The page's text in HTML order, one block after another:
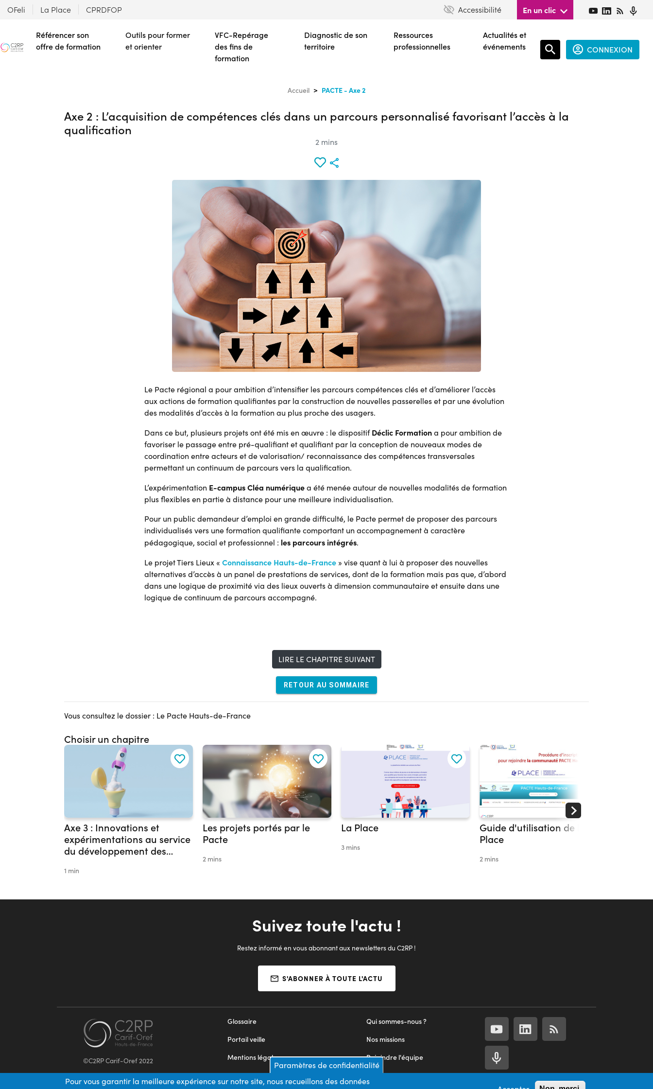
contenu
principal
OFeli La Place CPRDFOP Accessibilité En un clic
Référencer son
offre de formation
Outils pour former
et orienter
VFC-Repérage
des fins de
formation
Diagnostic de son
territoire
Ressources
professionnelles
Actualités et
événements
CONNEXION
guest
Accueil PACTE - Axe 2
Axe 2 : L’acquisition de compétences clés dans un parcours personnalisé favorisant l’accès à la
qualification
2 mins
Le Pacte régional a pour ambition d’intensifier les parcours compétences clés et d’améliorer l’accès
aux actions de formation qualifiantes par la construction de nouvelles passerelles et par une évolution
des modalités d’accès à la formation au plus proche des usagers.
Dans ce but, plusieurs projets ont été mis en œuvre : le dispositifDéclic Formationa pour ambition de
favoriser le passage entre pré-qualifiant et qualifiant par la conception de nouveaux modes de
coordination entre acteurs et de valorisation/ reconnaissance des compétences transversales
permettant un continuum de parcours vers la qualification.
L’expérimentation E-campus Cléa numériquea été menée autour de nouvelles modalités de formation
plus flexibles en partie à distance pour une meilleure individualisation.
Pour un public demandeur d’emploi en grande difficulté, le Pacte permet de proposer des parcours
individualisés vers une formation qualifiante comportant un accompagnement à caractère
pédagogique, social et professionnel : les parcours intégrés.
Le projet Tiers Lieux « Connaissance Hauts-de-France » vise quant à lui à proposer des nouvelles
alternatives d’accès à un panel de prestations de services, dont de la formation mais pas que, d’abord
dans une logique de proximité via des lieux ouverts à dimension communautaire et ensuite dans une
logique de continuum de parcours accompagné.
LIRE LE CHAPITRE SUIVANT
RETOUR AU SOMMAIRE
Vous consultez le dossier : Le Pacte Hauts-de-France
Choisir un chapitre
Axe 3 : Innovations et
expérimentations au service
du développement des
1 min
Les projets portés par le
Pacte
2 mins
La Place
3 mins
Guide d'utilisation de la
Place
2 mins
Suivez toute l'actu !
Restez informé en vous abonnant aux newsletters du C2RP !
S'ABONNER À TOUTE L'ACTU
©C2RP Carif-Oref 2022
Qui sommes-nous ?
Nos missions
Rejoindre l'équipe
Nous contacter
Glossaire
Portail veille
Mentions légales
Appels d'offres
Paramètres de confidentialité
Pour vous garantir la meilleure expérience sur notre site, nous recueillons des données